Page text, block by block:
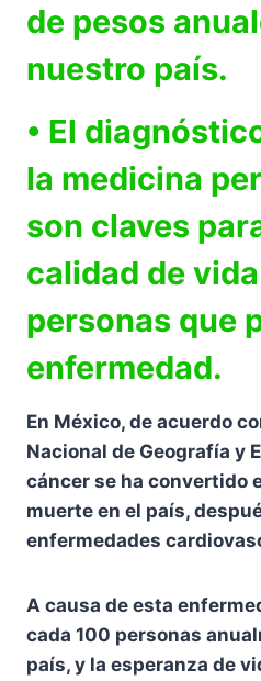
de pesos
nuestro país.
• El
la medicina
son claves
calidad de
personas que
enfermedad.
En México, de acuerdo
Nacional de Geografía y
cáncer se ha convertido
muerte en el país,
enfermedades
A causa de esta
cada 100 personas
país, y la esperanza de